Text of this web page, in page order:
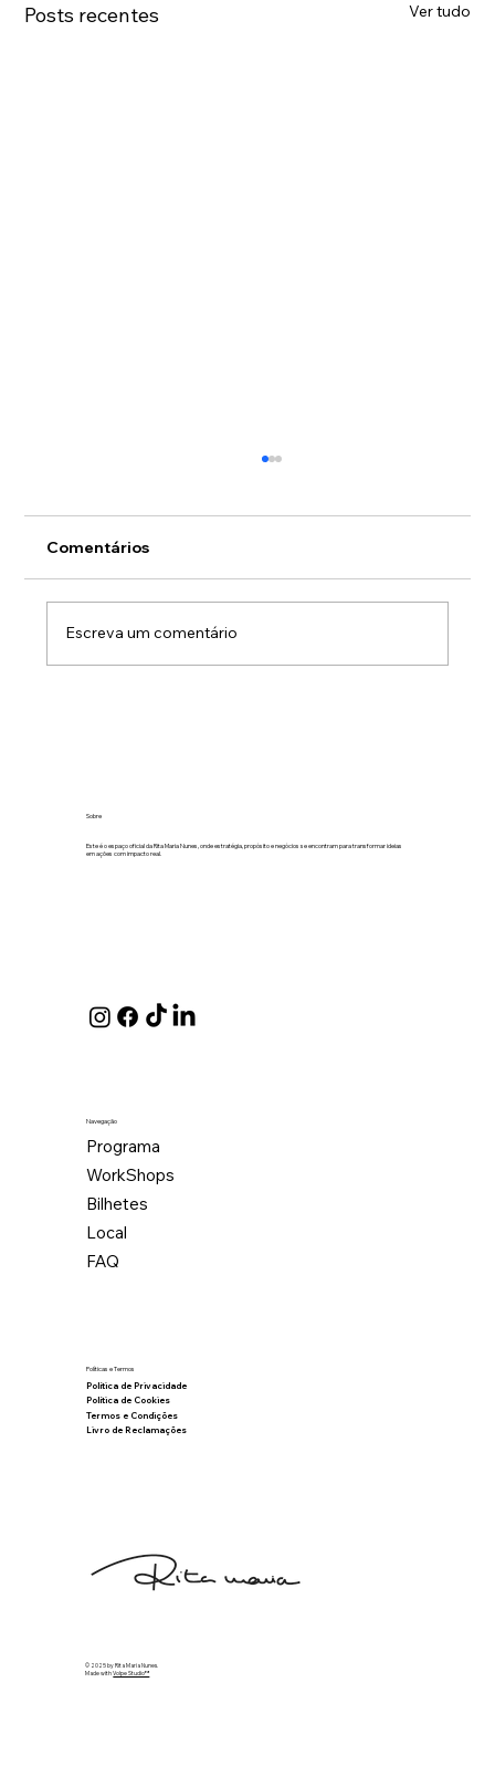
Posts recentes Ver tudo
Comentários
Escreva um comentário
© 2025 by Rita Maria Nunes.
Made withVolpe Studio™
Sobre
Este é o espaço oficial da Rita Maria Nunes, onde estratégia, propósito e negócios se encontram para transformar ideias
em ações com impacto real.
Navegação
Programa
WorkShops
Bilhetes
Local
FAQ
Políticas e Termos
Política de Privacidade
Política de Cookies
Termos e Condições
Livro de Reclamações